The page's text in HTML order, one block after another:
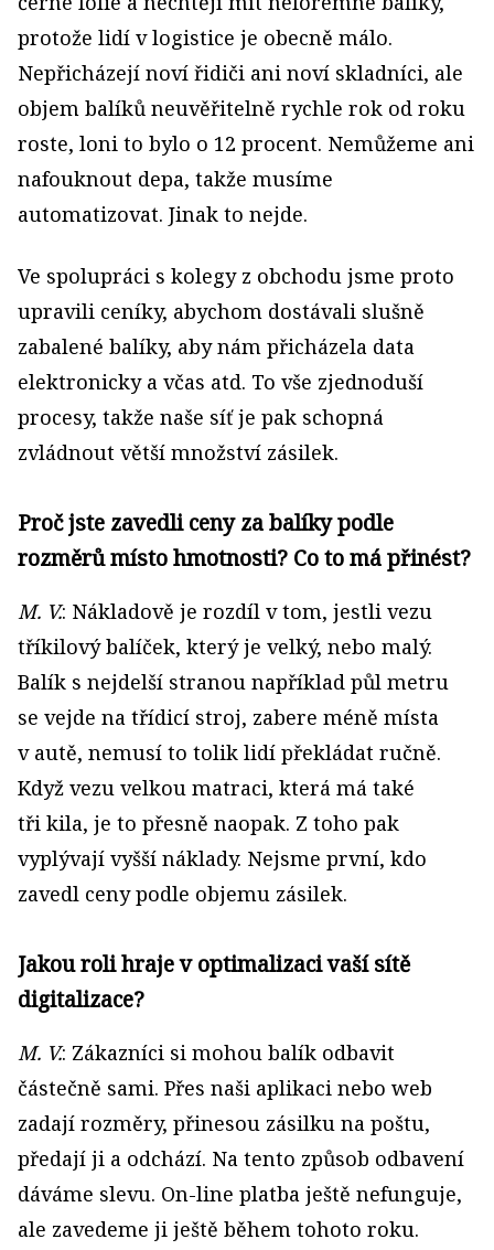
protože lidí v logistice je obecně málo.
Nepřicházejí noví řidiči ani noví skladníci, ale
objem balíků neuvěřitelně rychle rok od roku
roste, loni to bylo o 12 procent. Nemůžeme ani
nafouknout depa, takže musíme
automatizovat. Jinak to nejde.
Ve spolupráci s kolegy z obchodu jsme proto
upravili ceníky, abychom dostávali slušně
zabalené balíky, aby nám přicházela data
elektronicky a včas atd. To vše zjednoduší
procesy, takže naše síť je pak schopná
zvládnout větší množství zásilek.
Proč jste zavedli ceny za balíky podle
rozměrů místo hmotnosti? Co to má přinést?
M. V.: Nákladově je rozdíl v tom, jestli vezu
tříkilový balíček, který je velký, nebo malý.
Balík s nejdelší stranou například půl metru
se vejde na třídicí stroj, zabere méně místa
v autě, nemusí to tolik lidí překládat ručně.
Když vezu velkou matraci, která má také
tři kila, je to přesně naopak. Z toho pak
vyplývají vyšší náklady. Nejsme první, kdo
zavedl ceny podle objemu zásilek.
Jakou roli hraje v optimalizaci vaší sítě
digitalizace?
M. V.: Zákazníci si mohou balík odbavit
částečně sami. Přes naši aplikaci nebo web
zadají rozměry, přinesou zásilku na poštu,
předají ji a odchází. Na tento způsob odbavení
dáváme slevu. On-line platba ještě nefunguje,
ale zavedeme ji ještě během tohoto roku.